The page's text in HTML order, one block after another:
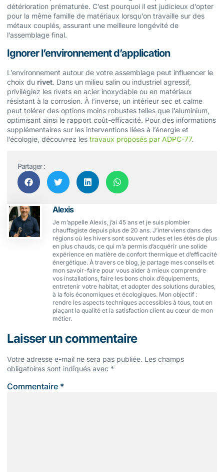
détérioration prématurée. C’est pourquoi il est judicieux d’opter
pour la même famille de matériaux lorsqu’on travaille sur des
métaux couplés, assurant une meilleure longévité de
l’assemblage final.
Ignorer l’environnement d’application
L’environnement autour de votre assemblage peut influencer le
choix du rivet. Dans un milieu salin ou industriel agressif,
privilégiez les rivets en acier inoxydable ou en matériaux
résistant à la corrosion. À l’inverse, un intérieur sec et calme
peut tolérer des options moins robustes telles que l’aluminium,
optimisant ainsi le rapport coût-efficacité. Pour des informations
supplémentaires sur les interventions liées à l’énergie et
l’écologie, découvrez les travaux proposés par ADPC-77.
Partager :
Alexis
Je m’appelle Alexis, j’ai 45 ans et je suis plombier
chauffagiste depuis plus de 20 ans. J’interviens dans des
régions où les hivers sont souvent rudes et les étés de plus
en plus chauds, ce qui m’a permis d’acquérir une solide
expérience en matière de confort thermique et d’efficacité
énergétique. À travers ce blog, je partage mes conseils et
mon savoir-faire pour vous aider à mieux comprendre
vos installations, faire les bons choix d’équipements,
entretenir votre habitat, et adopter des solutions durables,
à la fois économiques et écologiques. Mon objectif :
rendre les aspects techniques accessibles à tous, tout en
plaçant la qualité et la satisfaction client au cœur de mon
métier.
Laisser un commentaire
Votre adresse e-mail ne sera pas publiée. Les champs
obligatoires sont indiqués avec *
Commentaire *